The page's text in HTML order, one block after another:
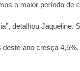
o maior período de
detalhou Jaqueline.
ano cresça 4,5%.